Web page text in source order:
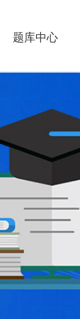
题库中心